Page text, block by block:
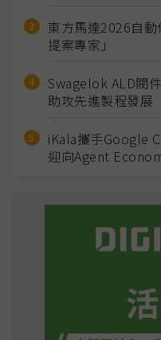
東方馬達2026自
提案專家」
Swagelok ALD閥
助攻先進製程發展
iKala攜手Google
迎向Agent